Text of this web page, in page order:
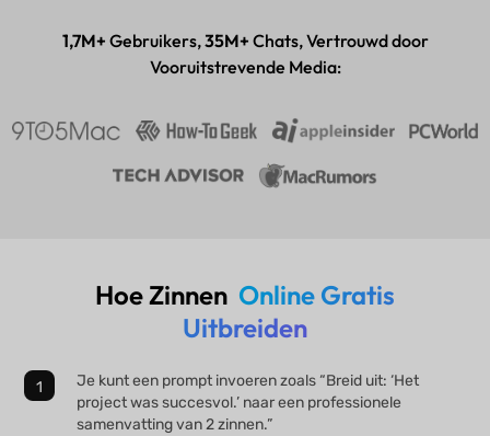
1,7M+ Gebruikers,35M+ Chats, Vertrouwd door
Vooruitstrevende Media:
Hoe Zinnen Online Gratis
Uitbreiden
Je kunt een prompt invoeren zoals “Breid uit: ‘Het
project was succesvol.’ naar een professionele
samenvatting van 2 zinnen.”